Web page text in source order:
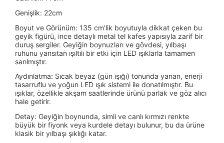
Genişlik: 22cm
Boyut ve Görünüm: 135 cm'lik boyutuyla dikkat çeken bu
geyik figürü, ince detaylı metal tel kafes yapısıyla zarif bir
duruş sergiler. Geyiğin boynuzları ve gövdesi, yılbaşı
ruhunu yansıtan ışıltılı bir etki için LED ışıklarla tamamen
sarılmıştır.
Aydınlatma: Sıcak beyaz (gün ışığı) tonunda yanan, enerji
tasarruflu ve yoğun LED ışık sistemi ile donatılmıştır. Bu
ışıklar, özellikle akşam saatlerinde ürünü parlak ve göz alıcı
hale getirir.
Detay: Geyiğin boynunda, simli ve canlı kırmızı renkte
büyük bir fiyonk veya kurdele detayı bulunur, bu da ürüne
klasik bir yılbaşı şıklığı katar.